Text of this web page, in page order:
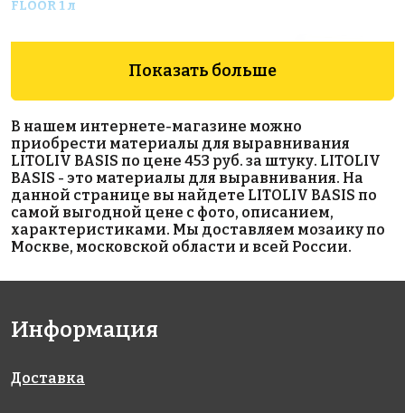
FLOOR 1 л
391 руб.
цементная
затирка
LITOCHROM
1-6 LUXURY
414 руб.
цементная
затирка
LITOCHROM
1-6 LUXURY
1900 руб.
гидроизоляция
OSMOGROUT
Показать больше
В нашем интернете-магазине можно
приобрести материалы для выравнивания
LITOLIV BASIS по цене 453 руб. за штуку. LITOLIV
BASIS - это материалы для выравнивания. На
данной странице вы найдете LITOLIV BASIS по
самой выгодной цене с фото, описанием,
характеристиками. Мы доставляем мозаику по
Москве, московской области и всей России.
Информация
Доставка